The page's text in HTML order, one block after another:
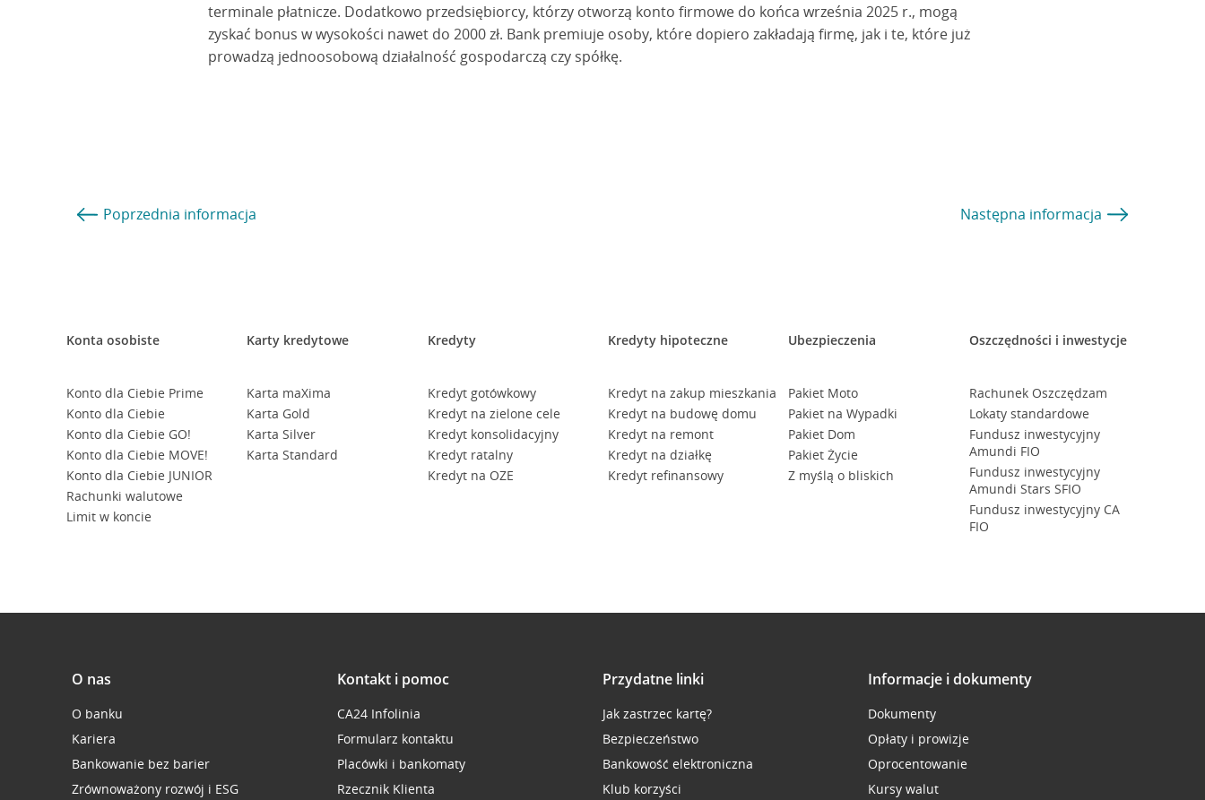
terminale płatnicze. Dodatkowo przedsiębiorcy, którzy otworzą konto firmowe do końca września 2025 r., mogą
zyskać bonus w wysokości nawet do 2000 zł. Bank premiuje osoby, które dopiero zakładają firmę, jak i te, które już
prowadzą jednoosobową działalność gospodarczą czy spółkę.
Poprzednia informacja Następna informacja
Konta osobiste
Konto dla Ciebie Prime
Konto dla Ciebie
Konto dla Ciebie GO!
Konto dla Ciebie MOVE!
Konto dla Ciebie JUNIOR
Rachunki walutowe
Limit w koncie
Karty kredytowe
Karta maXima
Karta Gold
Karta Silver
Karta Standard
Kredyty
Kredyt gotówkowy
Kredyt na zielone cele
Kredyt konsolidacyjny
Kredyt ratalny
Kredyt na OZE
Kredyty hipoteczne
Kredyt na zakup mieszkania
Kredyt na budowę domu
Kredyt na remont
Kredyt na działkę
Kredyt refinansowy
Ubezpieczenia
Pakiet Moto
Pakiet na Wypadki
Pakiet Dom
Pakiet Życie
Z myślą o bliskich
Oszczędności i inwestycje
Rachunek Oszczędzam
Lokaty standardowe
Fundusz inwestycyjny
Amundi FIO
Fundusz inwestycyjny
Amundi Stars SFIO
Fundusz inwestycyjny CA
FIO
O nas
O banku
Kariera
Bankowanie bez barier
Zrównoważony rozwój i ESG
Kontakt i pomoc
CA24 Infolinia
Formularz kontaktu
Placówki i bankomaty
Rzecznik Klienta
Przydatne linki
Jak zastrzec kartę?
Bezpieczeństwo
Bankowość elektroniczna
Klub korzyści
Informacje i dokumenty
Dokumenty
Opłaty i prowizje
Oprocentowanie
Kursy walut